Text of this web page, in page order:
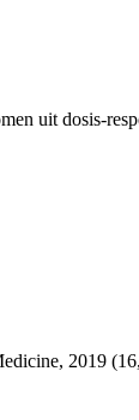
uit dosis-
2019